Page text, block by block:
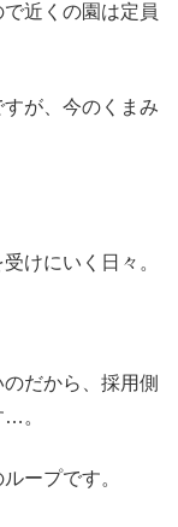
近くの園は定員
が、今のくまみ
けにいく日々。
だから、採用側
。
ープです。